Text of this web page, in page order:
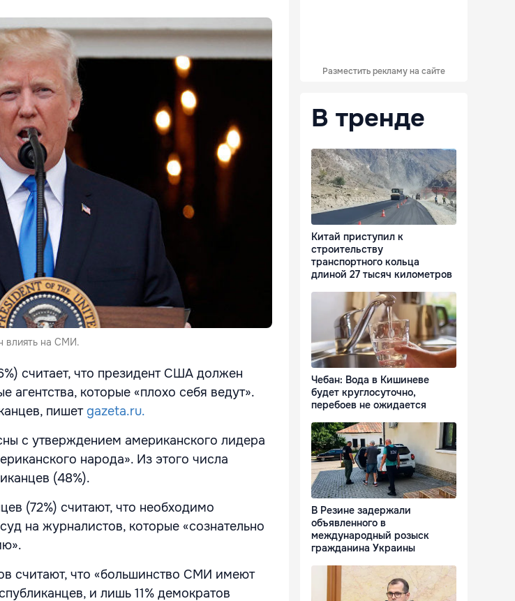
влиять на СМИ.
считает, что президент США должен
агентства, которые «плохо себя ведут».
пишет gazeta.ru.
с утверждением американского лидера
народа». Из этого числа
(48%).
(72%) считают, что необходимо
на журналистов, которые «сознательно
считают, что «большинство СМИ имеют
и лишь 11% демократов
Разместить рекламу на сайте
В тренде
Китай приступил к
строительству
транспортного кольца
длиной 27 тысяч километров
Чебан: Вода в Кишиневе
будет круглосуточно,
перебоев не ожидается
В Резине задержали
объявленного в
международный розыск
гражданина Украины